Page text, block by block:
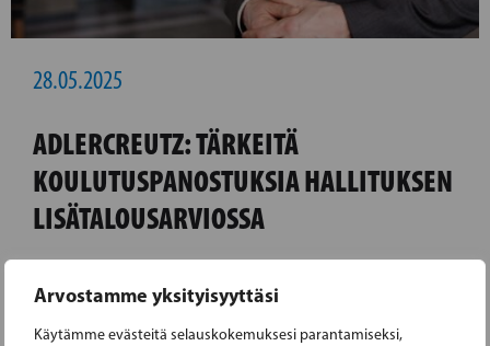
Arvostamme yksityisyyttäsi
Käytämme evästeitä selauskokemuksesi parantamiseksi,
28.05.2025
ADLERCREUTZ: TÄRKEITÄ
KOULUTUSPANOSTUKSIA HALLITUKSEN
LISÄTALOUSARVIOSSA
eduskunnalle toisen lisätalousarvionsa